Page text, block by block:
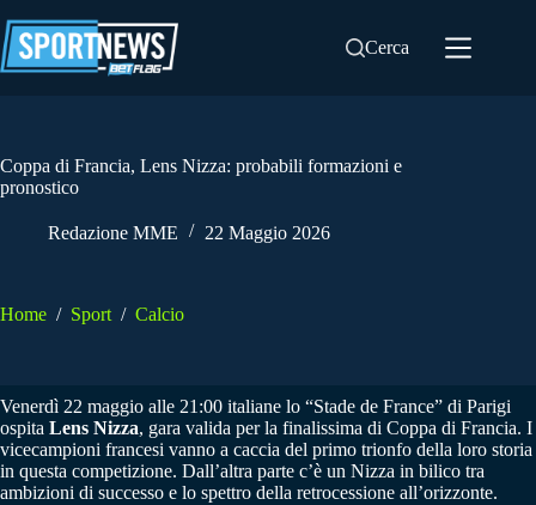
al
contenuto
Cerca
Coppa di Francia, Lens Nizza: probabili formazioni e
pronostico
Redazione MME 22 Maggio 2026
Home / Sport / Calcio
Venerdì 22 maggio alle 21:00 italiane lo “Stade de France” di Parigi
ospita Lens Nizza, gara valida per la finalissima di Coppa di Francia. I
vicecampioni francesi vanno a caccia del primo trionfo della loro storia
in questa competizione. Dall’altra parte c’è un Nizza in bilico tra
ambizioni di successo e lo spettro della retrocessione all’orizzonte.